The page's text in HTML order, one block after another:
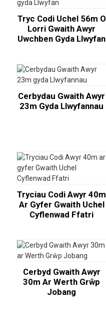
Tryc Codi Uchel 56m O
Lorri Gwaith Awyr
Uwchben Gyda Llwyfan
Cerbydau Gwaith Awyr
23m Gyda Llwyfannau
Tryciau Codi Awyr 40m
Ar Gyfer Gwaith Uchel
Cyflenwad Ffatri
Cerbyd Gwaith Awyr
30m Ar Werth Grŵp
Jobang